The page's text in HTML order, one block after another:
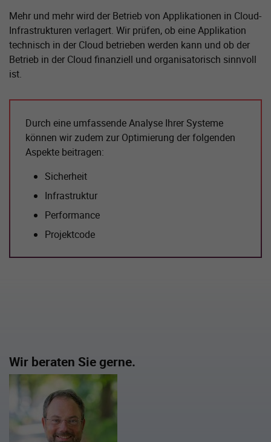
Mehr und mehr wird der Betrieb von Applikationen in Cloud-
Infrastrukturen verlagert. Wir prüfen, ob eine Applikation
technisch in der Cloud betrieben werden kann und ob der
Betrieb in der Cloud finanziell und organisatorisch sinnvoll
ist.
Durch eine umfassende Analyse Ihrer Systeme
können wir zudem zur Optimierung der folgenden
Aspekte beitragen:
Sicherheit
Infrastruktur
Performance
Projektcode
Wir beraten Sie gerne.